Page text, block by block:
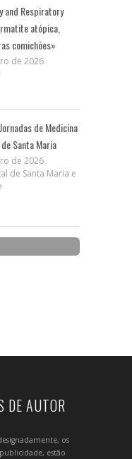
and Respiratory
atópica,
comichões»
de 2026
de Medicina
Santa Maria
de 2026
de Santa Maria e
DE AUTOR
os
estão